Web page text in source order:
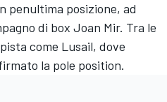
penultima posizione, ad
di box Joan Mir. Tra le
come Lusail, dove
la pole position.